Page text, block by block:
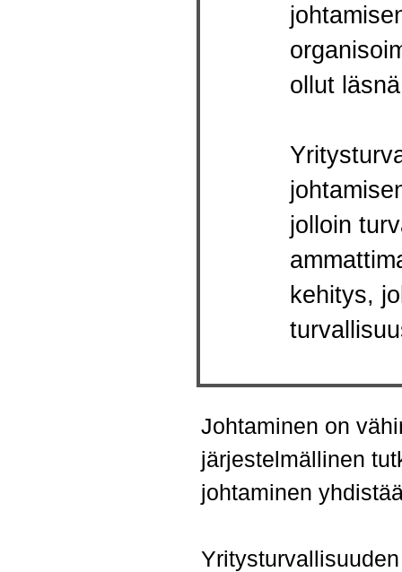
ollut
jolloin
kehitys,
Johtaminen on
järjestelmällinen
johtaminen